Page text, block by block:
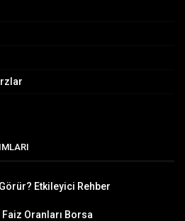
Etkileyici Rehber
Oranları Borsa